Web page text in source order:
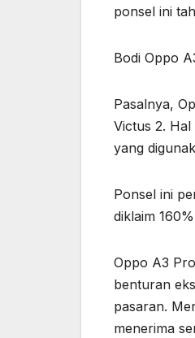
ponsel ini
Bodi Oppo
Pasalnya,
Victus 2.
yang
Ponsel ini
diklaim
Oppo A3
benturan
pasaran.
menerima